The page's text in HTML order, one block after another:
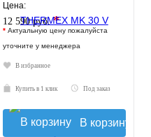
Цена:
12 590 руб.*
* Актуальную цену пожалуйста
уточните у менеджера
В избранное
Купить в 1 клик Под заказ
В корзину